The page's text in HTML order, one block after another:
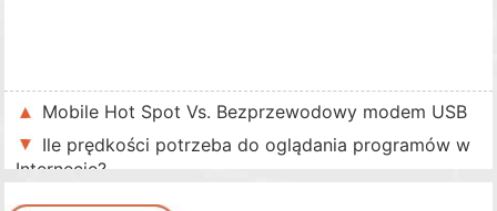
Mobile Hot Spot Vs. Bezprzewodowy modem USB
Ile prędkości potrzeba do oglądania programów w
Internecie?